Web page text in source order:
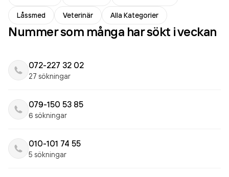
Låssmed
Veterinär Alla Kategorier
Nummer som många har sökt i veckan
072-227 32 02
27 sökningar
079-150 53 85
6 sökningar
010-101 74 55
5 sökningar